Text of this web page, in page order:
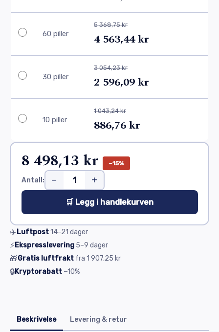
60 piller
5 368,75 kr
4 563,44 kr
30 piller
3 054,23 kr
2 596,09 kr
10 piller
1 043,24 kr
886,76 kr
8 498,13 kr −15%
Antall: − +
🛒 Legg i handlekurven
✈️Luftpost14–21 dager
⚡Ekspresslevering 5–9 dager
🎁Gratis luftfrakt fra 1 907,25 kr
🔒Kryptorabatt −10%
Beskrivelse Levering & retur